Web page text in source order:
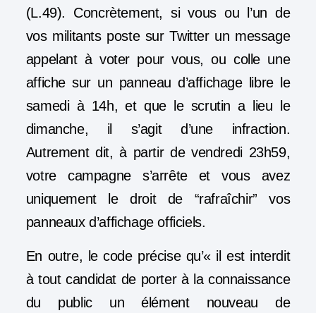
(L.49). Concrètement, si vous ou l’un de
vos militants poste sur Twitter un message
appelant à voter pour vous, ou colle une
affiche sur un panneau d’affichage libre le
samedi à 14h, et que le scrutin a lieu le
dimanche, il s’agit d’une infraction.
Autrement dit, à partir de vendredi 23h59,
votre campagne s’arrête et vous avez
uniquement le droit de “rafraîchir” vos
panneaux d’affichage officiels.
En outre, le code précise qu’« il est interdit
à tout candidat de porter à la connaissance
du public unélément nouveau de